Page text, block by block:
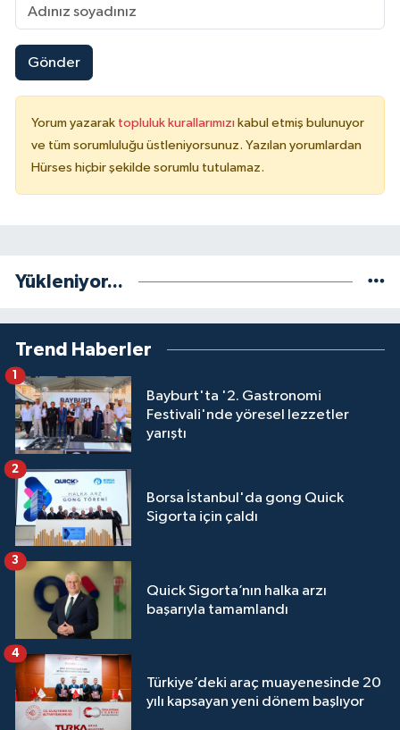
Gönder
Yorum yazarak topluluk kurallarımızı kabul etmiş bulunuyor
ve tüm sorumluluğu üstleniyorsunuz. Yazılan yorumlardan
Hürses hiçbir şekilde sorumlu tutulamaz.
Yükleniyor...
Trend Haberler
Bayburt'ta '2. Gastronomi
Festivali'nde yöresel lezzetler
yarıştı
1
Borsa İstanbul'da gong Quick
Sigorta için çaldı
2
Quick Sigorta’nın halka arzı
başarıyla tamamlandı
3
Türkiye’deki araç muayenesinde 20
yılı kapsayan yeni dönem başlıyor
4